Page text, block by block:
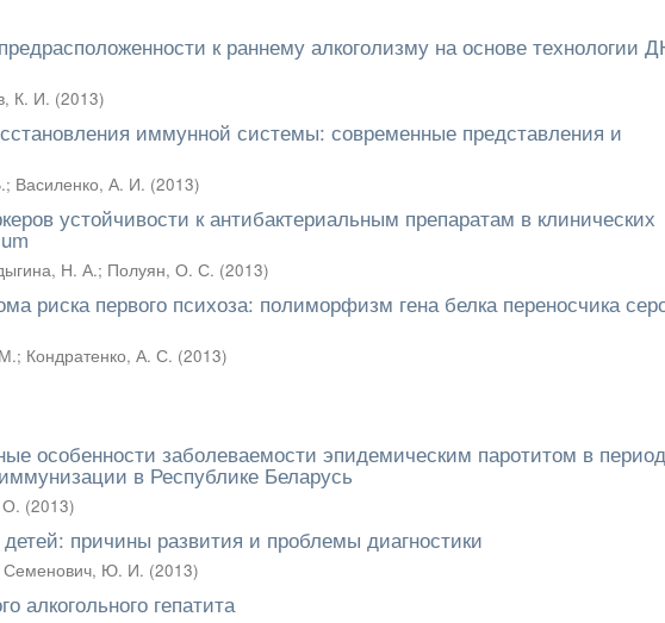
к раннему алкоголизму на основе технологии
К. И. (2013)
иммунной системы: современные представления и
; Василенко, А. И. (2013)
устойчивости к антибактериальным препаратам в клинических
Н. А.; Полуян, О. С. (2013)
риска первого психоза: полиморфизм гена белка переносчика
; Кондратенко, А. С. (2013)
особенности заболеваемости эпидемическим паротитом в
в Республике Беларусь
О. (2013)
причины развития и проблемы диагностики
Семенович, Ю. И. (2013)
алкогольного гепатита